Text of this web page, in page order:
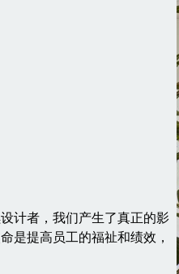
计者，我们产生了真正的影
是提高员工的福祉和绩效，